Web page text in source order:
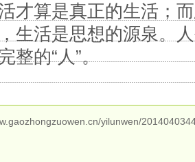
才算是真正的生活；
生活是思想的源泉。
整的“人”。
yilunwen/